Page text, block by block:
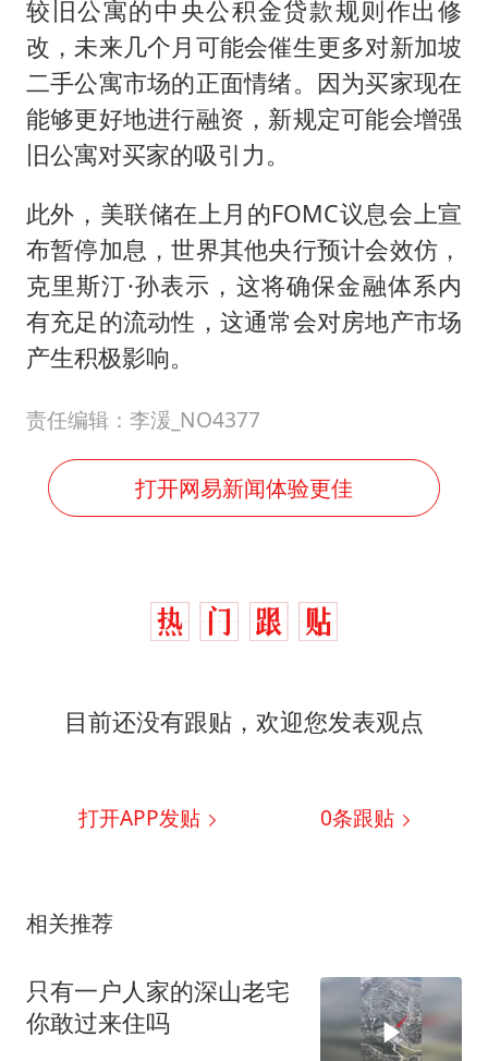
较旧公寓的中央公积金贷款规则作出修
改，未来几个月可能会催生更多对新加坡
二手公寓市场的正面情绪。因为买家现在
能够更好地进行融资，新规定可能会增强
旧公寓对买家的吸引力。
此外，美联储在上月的FOMC议息会上宣
布暂停加息，世界其他央行预计会效仿，
克里斯汀·孙表示，这将确保金融体系内
有充足的流动性，这通常会对房地产市场
产生积极影响。
责任编辑：李湲_NO4377
打开网易新闻体验更佳
目前还没有跟贴，欢迎您发表观点
打开APP发贴 0条跟贴
相关推荐
只有一户人家的深山老宅
你敢过来住吗